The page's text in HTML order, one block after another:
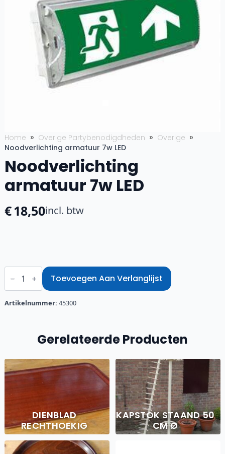
Home Overige Partybenodigdheden
Overige
Noodverlichting armatuur 7w LED
Noodverlichting
armatuur 7w LED
€18,50incl. btw
Noodverlichting
armatuur
LED
aantal
Toevoegen Aan Verlanglijst
Artikelnummer: 45300
Gerelateerde Producten
DIENBLAD
RECHTHOEKIG
KAPSTOK STAAND 50
CM Ø